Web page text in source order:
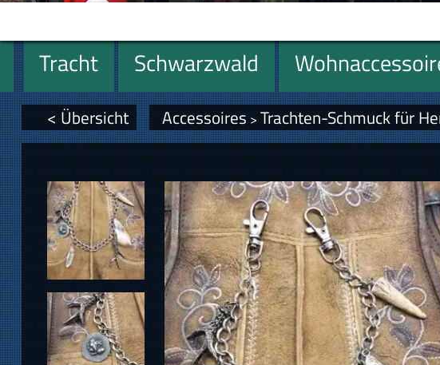
Tracht Schwarzwald
Geschenke
< Übersicht Accessoires > Trachten-Schmuck für